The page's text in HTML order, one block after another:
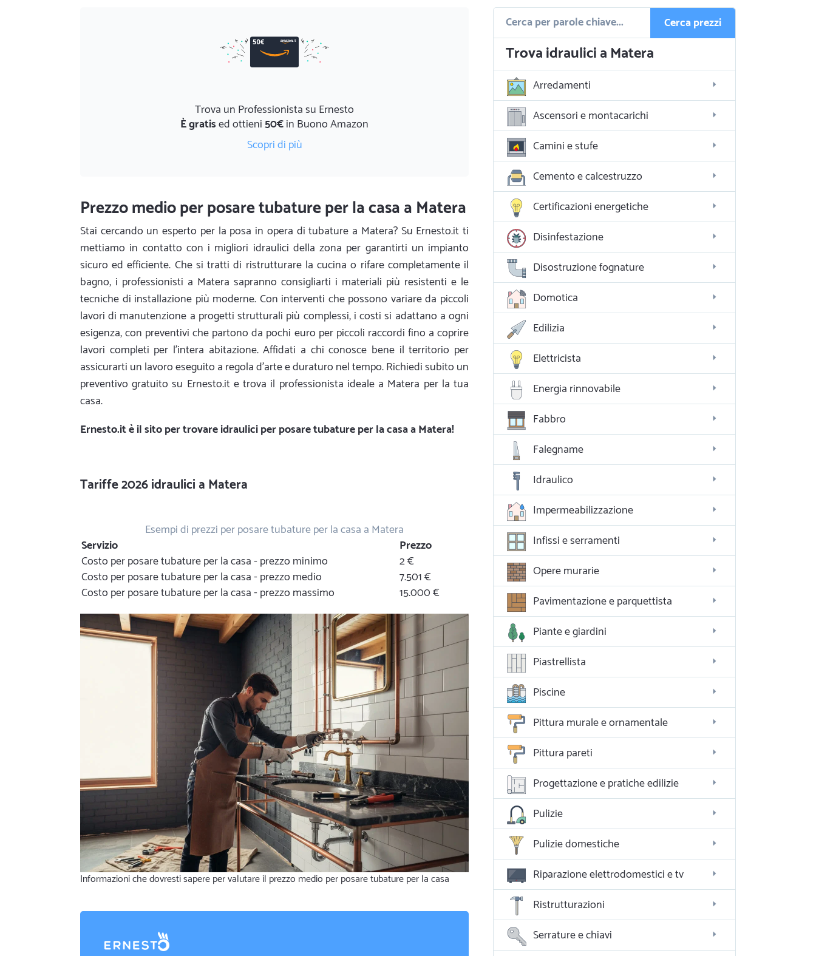
Trova un Professionista su Ernesto
È gratised ottieni50€in Buono Amazon
Scopri di più
Prezzo medio per posare tubature per la casa a Matera
Stai cercando un esperto per la posa in opera di tubature a Matera? Su Ernesto.it ti
mettiamo in contatto con i migliori idraulici della zona per garantirti un impianto
sicuro ed efficiente. Che si tratti di ristrutturare la cucina o rifare completamente il
bagno, i professionisti a Matera sapranno consigliarti i materiali più resistenti e le
tecniche di installazione più moderne. Con interventi che possono variare da piccoli
lavori di manutenzione a progetti strutturali più complessi, i costi si adattano a ogni
esigenza, con preventivi che partono da pochi euro per piccoli raccordi fino a coprire
lavori completi per l'intera abitazione. Affidati a chi conosce bene il territorio per
assicurarti un lavoro eseguito a regola d'arte e duraturo nel tempo. Richiedi subito un
preventivo gratuito su Ernesto.it e trova il professionista ideale a Matera per la tua
casa.
Ernesto.itè il sito per trovare idraulici per posare tubature per la casa a Matera!
Tariffe 2026 idraulici a Matera
Esempi di prezzi per posare tubature per la casa a Matera
Servizio
Prezzo
Costo per posare tubature per la casa - prezzo minimo
2 €
Costo per posare tubature per la casa - prezzo medio
7.501 €
Costo per posare tubature per la casa - prezzo massimo
15.000 €
Informazioni che dovresti sapere per valutare il prezzo medio per posare tubature per la casa
Cerca prezzi
Trova idraulici a Matera
Arredamenti
Ascensori e montacarichi
Camini e stufe
Cemento e calcestruzzo
Certificazioni energetiche
Disinfestazione
Disostruzione fognature
Domotica
Edilizia
Elettricista
Energia rinnovabile
Fabbro
Falegname
Idraulico
Impermeabilizzazione
Infissi e serramenti
Opere murarie
Pavimentazione e parquettista
Piante e giardini
Piastrellista
Piscine
Pittura murale e ornamentale
Pittura pareti
Progettazione e pratiche edilizie
Pulizie
Pulizie domestiche
Riparazione elettrodomestici e tv
Ristrutturazioni
Serrature e chiavi